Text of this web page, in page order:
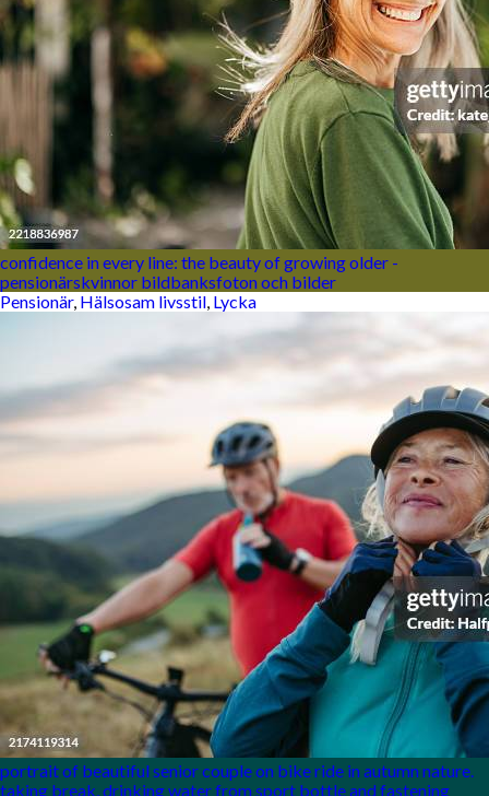
confidence in every line: the beauty of growing older -
pensionärskvinnor bildbanksfoton och bilder
Pensionär, Hälsosam livsstil, Lycka
portrait of beautiful senior couple on bike ride in autumn nature.
taking break, drinking water from sport bottle and fastening